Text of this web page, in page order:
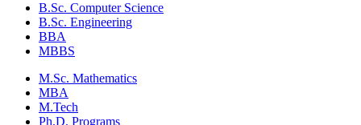
B.Sc. Computer Science
B.Sc. Engineering
BBA
MBBS
M.Sc. Mathematics
MBA
M.Tech
Ph.D. Programs